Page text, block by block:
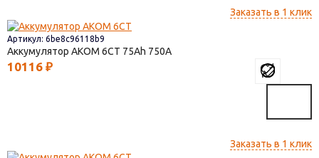
Заказать в 1 клик
Артикул: 6be8c96118b9
Аккумулятор AКОМ 6СТ 75 750
10116 ₽
Заказать в 1 клик